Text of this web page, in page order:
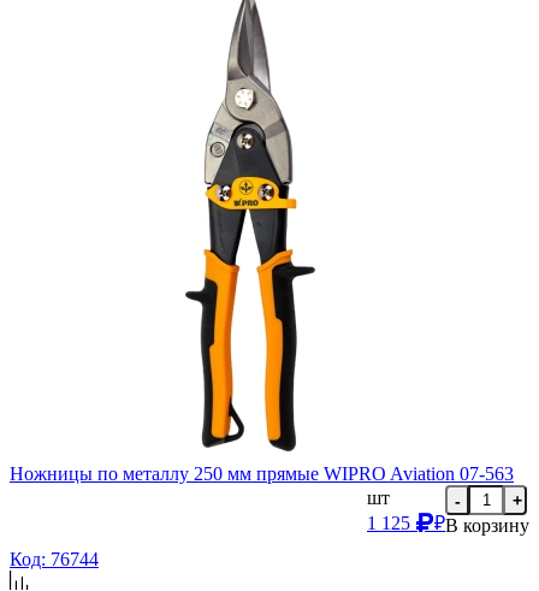
Ножницы по металлу 250 мм прямые WIPRO Aviation 07-563
шт
1 125
₽
- +
В корзину
Код: 76744